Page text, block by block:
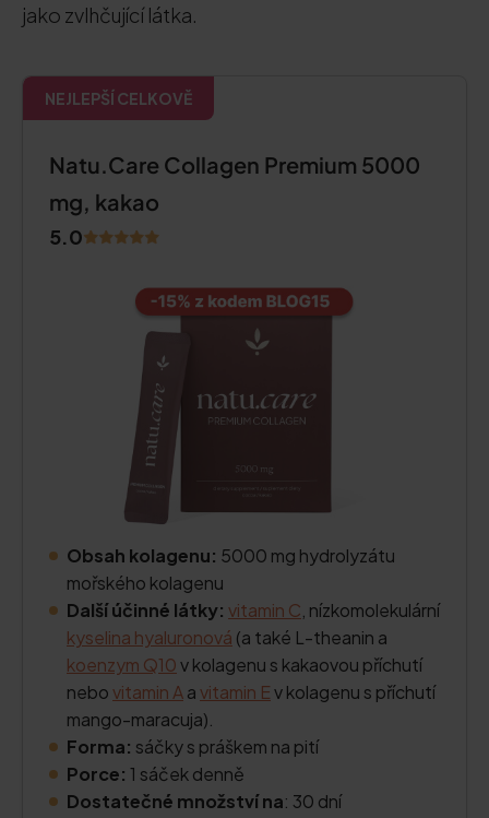
jako zvlhčující látka.
NEJLEPŠÍ CELKOVĚ
Natu.Care Collagen Premium 5000
mg, kakao
5.0
Obsah kolagenu: 5000 mg hydrolyzátu
mořského kolagenu
Další účinné látky: vitamin C , nízkomolekulární
kyselina hyaluronová (a také L-theanin a
koenzym Q10v kolagenu s kakaovou příchutí
nebovitamin Aavitamin Ev kolagenu s příchutí
mango-maracuja).
Forma: sáčky s práškem na pití
Porce: 1 sáček denně
Dostatečné množství na: 30 dní